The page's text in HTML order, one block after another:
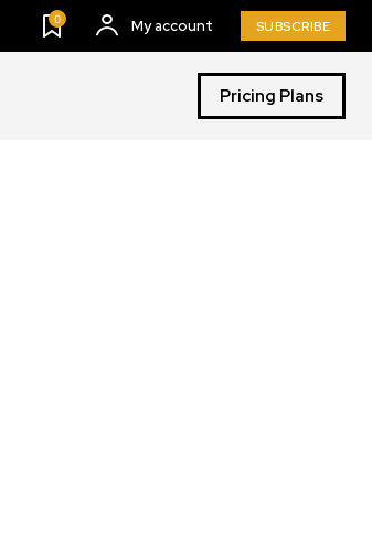
0 My account SUBSCRIBE
Pricing Plans